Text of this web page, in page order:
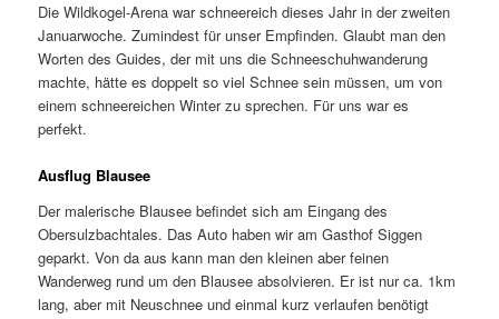
Die Wildkogel-Arena war schneereich dieses Jahr in der zweiten
Januarwoche. Zumindest für unser Empfinden. Glaubt man den
Worten des Guides, der mit uns die Schneeschuhwanderung
machte, hätte es doppelt so viel Schnee sein müssen, um von
einem schneereichen Winter zu sprechen. Für uns war es
perfekt.
Ausflug Blausee
Der malerische Blausee befindet sich am Eingang des
Obersulzbachtales. Das Auto haben wir am Gasthof Siggen
geparkt. Von da aus kann man den kleinen aber feinen
Wanderweg rund um den Blausee absolvieren. Er ist nur ca. 1km
lang, aber mit Neuschnee und einmal kurz verlaufen benötigt